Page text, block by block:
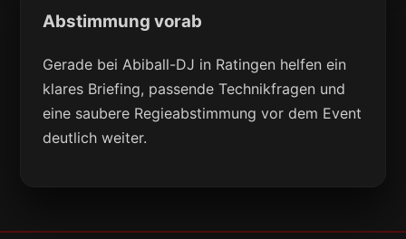
Abstimmung vorab
Gerade bei Abiball-DJ in Ratingen helfen ein
klares Briefing, passende Technikfragen und
eine saubere Regieabstimmung vor dem Event
deutlich weiter.